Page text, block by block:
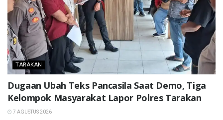
TARAKAN
Dugaan Ubah Teks Pancasila Saat Demo, Tiga
Kelompok Masyarakat Lapor Polres Tarakan
7 AGUSTUS 2026